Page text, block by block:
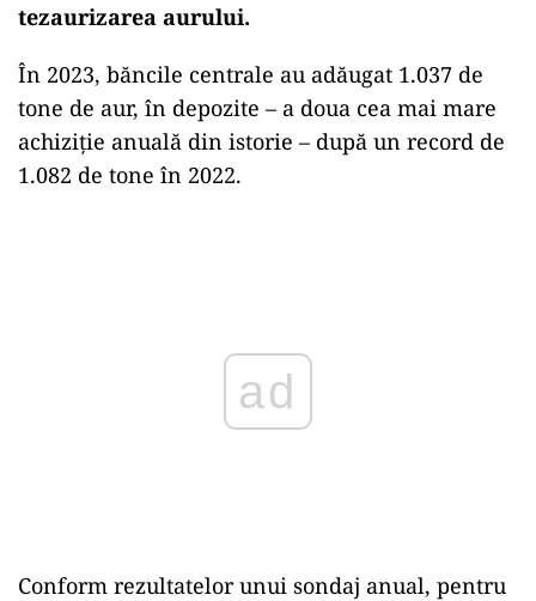
tezaurizarea aurului.
În 2023, băncile centrale au adăugat 1.037 de
tone de aur, în depozite – a doua cea mai mare
achiziție anuală din istorie – după un record de
1.082 de tone în 2022.
Conform rezultatelor unui sondaj anual, pentru